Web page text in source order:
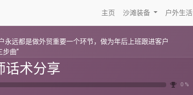
主页 沙滩装备 户外生活
远都是做外贸重要一个环节，做为年后上班跟进客户
曲”
话术分享
0 %